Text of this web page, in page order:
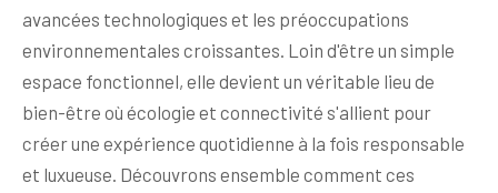
avancées technologiques et les préoccupations
environnementales croissantes. Loin d'être un simple
espace fonctionnel, elle devient un véritable lieu de
bien-être où écologie et connectivité s'allient pour
créer une expérience quotidienne à la fois responsable
et luxueuse. Découvrons ensemble comment ces